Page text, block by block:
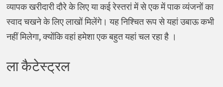
व्यापक खरीदारी दौरे के लिए या कई रेस्तरां में से एक में पाक व्यंजनों का
स्वाद चखने के लिए लाखों मिलेंगे। यह निश्चित रूप से यहां उबाऊ कभी
नहीं मिलेगा, क्योंकि वहां हमेशा एक बहुत यहां चल रहा है ।
ला कैटेस्ट्रल